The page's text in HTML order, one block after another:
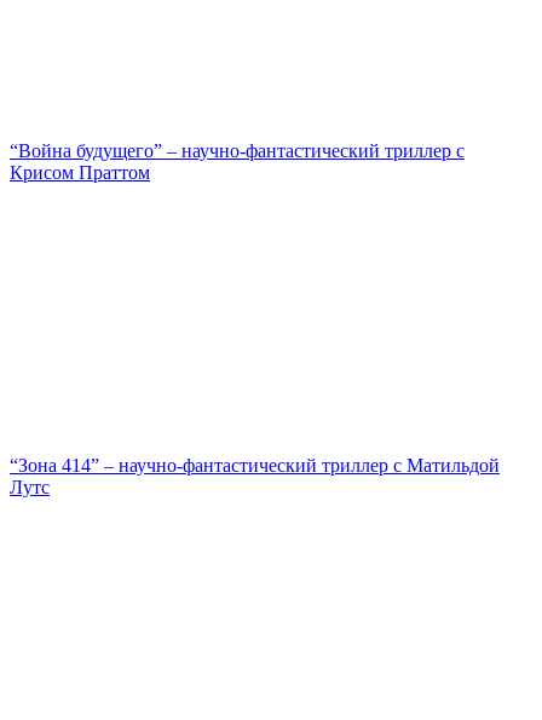
“Война будущего” – научно-фантастический триллер с
Крисом Праттом
“Зона 414” – научно-фантастический триллер с Матильдой
Лутс